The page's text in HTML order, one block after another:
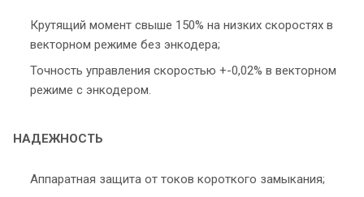
Крутящий момент свыше 150% на низких скоростях в
векторном режиме без энкодера;
Точность управления скоростью +-0,02% в векторном
режиме с энкодером.
НАДЕЖНОСТЬ
Аппаратная защита от токов короткого замыкания;